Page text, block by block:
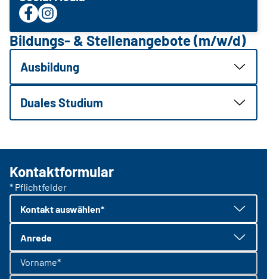
Bildungs- & Stellenangebote (m/w/d)
Ausbildung
Duales Studium
Kontaktformular
* Pflichtfelder
Kontakt auswählen*
Anrede
Vorname*